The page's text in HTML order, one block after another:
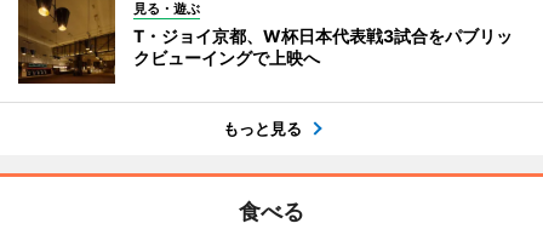
見る・遊ぶ
T・ジョイ京都、W杯日本代表戦3試合をパブリッ
クビューイングで上映へ
もっと見る
食べる